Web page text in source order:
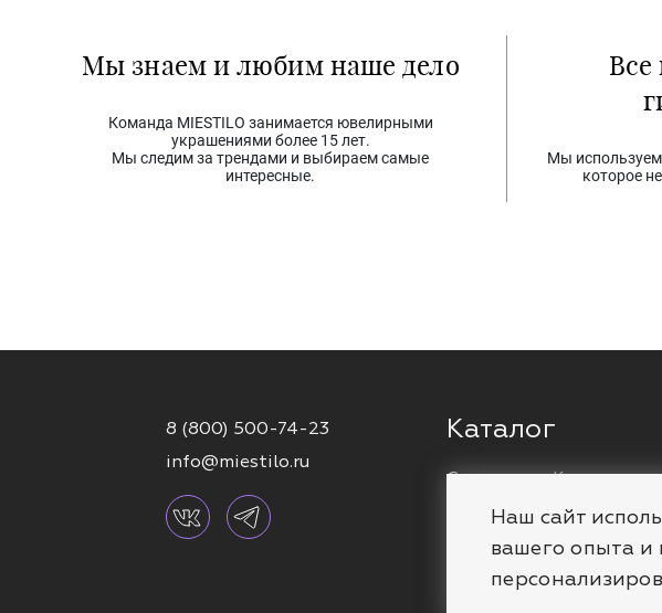
Мы знаем и любим наше дело
Команда MIESTILO занимается ювелирными
украшениями более 15 лет.
Мы следим за трендами и выбираем самые
интересные.
Мы
которое
8 (800) 500-74-23
info@miestilo.ru
Каталог
Серьги
Каффы
Браслеты
Колье
Кольца
Цепи
Пирсинг
Шармы
Наш сайт
вашего опыта и